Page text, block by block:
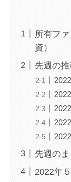
所有フ
資）
先週の推
先週の
2022年